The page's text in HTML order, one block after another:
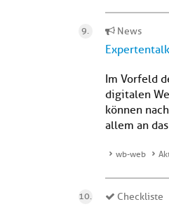
News
Im Vorfeld
digitalen
können
allem an
wb-web
Checkliste